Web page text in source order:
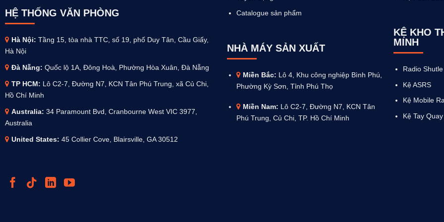
HỆ THỐNG VĂN PHÒNG
Hà Nội: Tầng 15, tòa nhà TTC, số 19, phố Duy Tân, Cầu Giấy,
Hà Nội
Đà Nẵng: Quốc lộ 1A, Đông Hoà, Phường Hòa Xuân, Đà Nẵng
TP HCM: Lô C2-7, Đường N7, KCN Tân Phú Trung, xã Củ Chi,
Hồ Chí Minh
Australia: 34 Paramount Bvd, Cranbourne West VIC 3977,
Australia
United States: 45 Collier Cove, Blairsville, GA 30512
Catalogue sản phẩm
NHÀ MÁY SẢN XUẤT
Miền Bắc: Lô 4, Khu công nghiệp Bình Phú,
Phường Kỳ Sơn, Tỉnh Phú Thọ
Miền Nam: Lô C2-7, Đường N7, KCN Tân
Phú Trung, Củ Chi, TP. Hồ Chí Minh
KỆ KHO
MINH
Radio Shutle
Kệ ASRS
Kệ Mobile
Kệ Tay Quay